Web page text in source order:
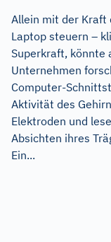
Allein mit der Kraft
Laptop steuern –
Superkraft, könnte
Unternehmen
Computer-
Aktivität des
Elektroden und
Absichten ihres
Ein...